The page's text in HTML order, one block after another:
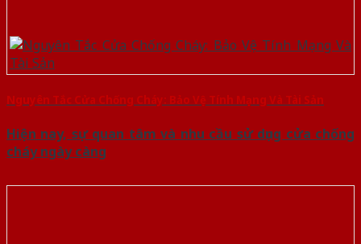
Nguyên Tắc Cửa Chống Cháy: Bảo Vệ Tính Mạng Và Tài Sản
Hiện nay, sự quan tâm và nhu cầu sử dụng cửa chống
cháy ngày càng